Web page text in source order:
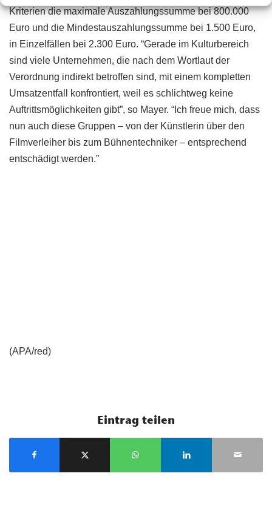
Kriterien die maximale Auszahlungssumme bei 800.000
Euro und die Mindestauszahlungssumme bei 1.500 Euro,
in Einzelfällen bei 2.300 Euro. “Gerade im Kulturbereich
sind viele Unternehmen, die nach dem Wortlaut der
Verordnung indirekt betroffen sind, mit einem kompletten
Umsatzentfall konfrontiert, weil es schlichtweg keine
Auftrittsmöglichkeiten gibt”, so Mayer. “Ich freue mich, dass
nun auch diese Gruppen – von der Künstlerin über den
Filmverleiher bis zum Bühnentechniker – entsprechend
entschädigt werden.”
(APA/red)
Eintrag teilen